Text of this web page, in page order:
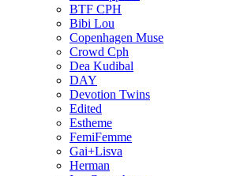
BTF CPH
Bibi Lou
Copenhagen Muse
Crowd Cph
Dea Kudibal
DAY
Devotion Twins
Edited
Estheme
FemiFemme
Gai+Lisva
Herman